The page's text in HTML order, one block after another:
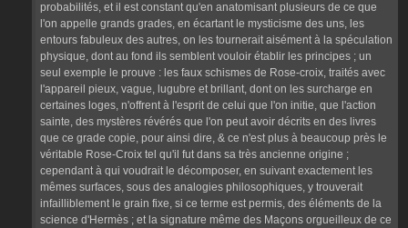
probabilités, et il est constant qu'en anatomisant plusieurs de ce que
l'on appelle grands grades, en écartant le mysticisme des uns, les
entours fabuleux des autres, on les tournerait aisément à la spéculation
physique, dont au fond ils semblent vouloir établir les principes ; un
seul exemple le prouve : les faux schismes de Rose-croix, traités avec
l'appareil pieux, vague, lugubre et brillant, dont on les surcharge en
certaines loges, n'offrent à l'esprit de celui que l'on initie, que l'action
sainte, des mystères révérés que l'on peut avoir décrits en des livres
que ce grade copie, pour ainsi dire, & ce n'est plus à beaucoup près le
véritable Rose-Croix tel qu'il fut dans sa très ancienne origine ;
cependant à qui voudrait le décomposer, en suivant exactement les
mêmes surfaces, sous des analogies philosophiques, y trouverait
infailliblement le grain fixe, si ce terme est permis, des éléments de la
science d'Hermès ; et la signature même des Maçons orgueilleux de ce